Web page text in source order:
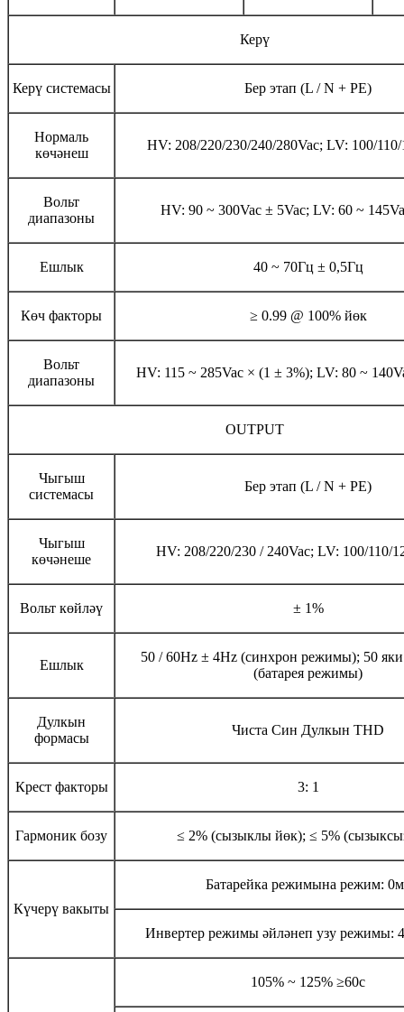
Керү
Керү системасы Бер этап (L / N + PE)
Нормаль
көчәнеш
HV: 208/220/230/240/280Vac; LV: 100/110/
Вольт
диапазоны
HV: 90 ~ 300Vac ± 5Vac; LV: 60 ~
Ешлык 40 ~ 70Гц ± 0,5Гц
Көч факторы ≥ 0.99 @ 100% йөк
Вольт
диапазоны
HV: 115 ~ 285Vac × (1 ± 3%); LV: 80 ~
OUTPUT
Чыгыш
системасы
Бер этап (L / N + PE)
Чыгыш
көчәнеше
HV: 208/220/230 / 240Vac; LV: 100/110/
Вольт көйләү ± 1%
Ешлык
50 / 60Hz ± 4Hz (синхрон режимы); 50
(батарея режимы)
Дулкын
формасы
Чиста Син Дулкын THD
Крест факторы 3: 1
Гармоник бозу ≤ 2% (сызыклы йөк); ≤ 5%
Күчерү вакыты
Батарейка режимына режим:
Инвертер режимы әйләнеп узу режимы:
105% ~ 125% ≥60с